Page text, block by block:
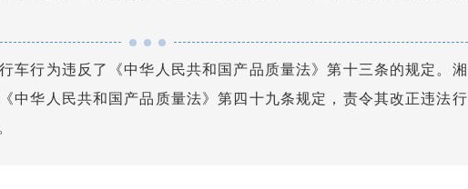
车行为违反了《中华人民共和国产品质量法》第十三条的规定。湘
中华人民共和国产品质量法》第四十九条规定，责令其改正违法行